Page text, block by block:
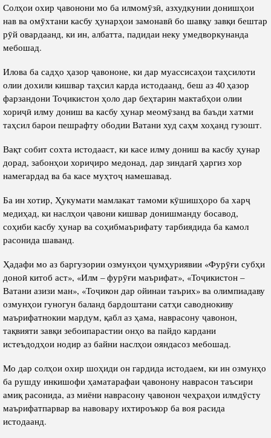
Солҳои охир ҷавонони мо ба илмомӯзӣ, азхудкунии донишҳои
нав ва омӯхтани касбу ҳунарҳои замонавӣ бо шавқу завқи бештар
рӯй овардаанд, ки ин, албатта, падидаи неку умедворкунанда
мебошад.
Илова ба садҳо ҳазор ҷавононе, ки дар муассисаҳои таҳсилоти
олии дохили кишвар таҳсил карда истодаанд, беш аз 40 ҳазор
фарзандони Тоҷикистон ҳоло дар беҳтарин мактабҳои олии
хориҷӣ илму дониш ва касбу ҳунар меомӯзанд ва баъди хатми
таҳсил барои пешрафту ободии Ватани худ саҳм хоҳанд гузошт.
Вақт собит сохта истодааст, ки касе илму дониш ва касбу ҳунар
дорад, забонҳои хориҷиро медонад, дар зиндагӣ ҳаргиз хор
намегардад ва ба касе муҳтоҷ намешавад.
Ба ин хотир, Ҳукумати мамлакат тамоми кӯшишҳоро ба харҷ
медиҳад, ки наслҳои ҷавони кишвар донишманду босавод,
соҳиби касбу ҳунар ва соҳибмаърифату тарбиядида ба камол
расонида шаванд.
Ҳадафи мо аз баргузории озмунҳои ҷумҳуриявии «Фурӯғи субҳи
доноӣ китоб аст», «Илм – фурӯғи маърифат», «Тоҷикистон –
Ватани азизи ман», «Тоҷикон дар ойинаи таърих» ва олимпиадаву
озмунҳои гуногун баланд бардоштани сатҳи саводнокиву
маърифатнокии мардум, қабл аз ҳама, наврасону ҷавонон,
тақвияти завқи зебоипарастии онҳо ва пайдо кардани
истеъдодҳои нодир аз байни наслҳои ояндасоз мебошад.
Мо дар солҳои охир шоҳиди он гардида истодаем, ки ин озмунҳо
ба рушду инкишофи ҳаматарафаи ҷавонону наврасон таъсири
амиқ расонида, аз миёни наврасону ҷавонон чеҳраҳои илмдӯсту
маърифатпарвар ва навовару ихтироъкор ба воя расида
истодаанд.